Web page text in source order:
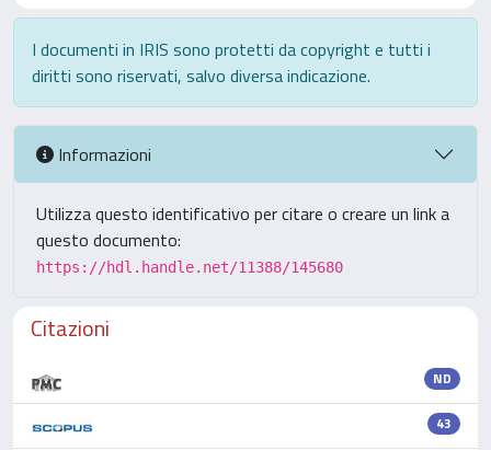
I documenti in IRIS sono protetti da copyright e tutti i
diritti sono riservati, salvo diversa indicazione.
Informazioni
Utilizza questo identificativo per citare o creare un link a
questo documento:
https://hdl.handle.net/11388/145680
Citazioni
ND
43